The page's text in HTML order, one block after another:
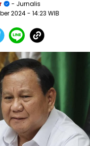
- Jurnalis
2024- 14:23 WIB